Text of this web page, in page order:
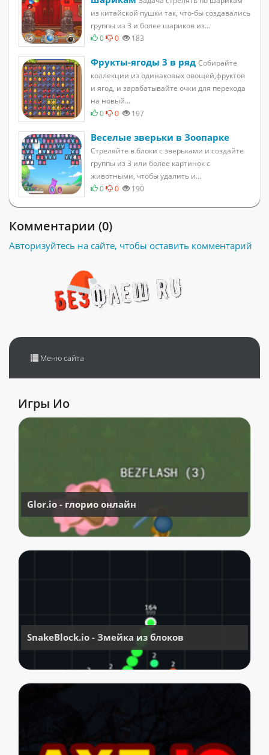
из китайской пушки так, что-бы создавались
группы из 3 и более шариков из...
0
0 183
Фрукты-ягоды 3 в ряд Собирайте
коллекции из одинаковых овощей,фруктов
и ягод, и зарабатывайте очки для перехода
на новый...
0
0 197
Веселые зверьки в Зоопарке
Стреляйте в блоки с зверьками и создайте
группы из 3 или более картинок с
животными, чтобы удалить и...
0
0 190
Комментарии (0)
Авторизуйтесь на сайте, чтобы оставить комментарий
Переключить
Меню сайта
Игры Ио
Glor.io - глорио онлайн
SnakeBlock.io - Змейка из блоков